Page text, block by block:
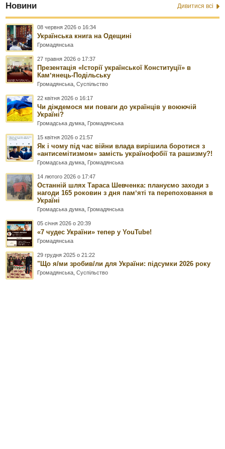
Новини Дивитися всі
08 червня 2026 о 16:34
Українська книга на Одещині
Громадянська
27 травня 2026 о 17:37
Презентація «Історії української Конституції» в
Камʼянець-Подільську
Громадянська ,Суспільство
22 квітня 2026 о 16:17
Чи діждемося ми поваги до українців у воюючій
Україні?
Громадська думка Громадянська
15 квітня 2026 о 21:57
Як і чому під час війни влада вирішила боротися з
«антисемітизмом» замість українофобії та рашизму?!
Громадська думка Громадянська
14 лютого 2026 о 17:47
Останній шлях Тараса Шевченка: плануємо заходи з
нагоди 165 роковин з дня памʼяті та перепоховання в
Україні
Громадська думка Громадянська
05 січня 2026 о 20:39
«7 чудес України» тепер у YouTube!
Громадянська
29 грудня 2025 о 21:22
"Що я/ми зробив/ли для України: підсумки 2026 року
Громадянська ,Суспільство